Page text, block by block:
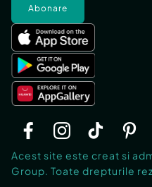
Abonare
Acest site este creat si
Group. Toate drepturile